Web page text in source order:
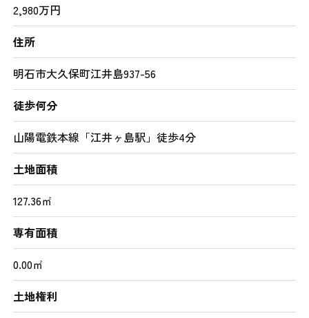
2,980万円
住所
明石市大久保町江井島937-56
徒歩何分
山陽電鉄本線「江井ヶ島駅」徒歩4分
土地面積
127.36㎡
専有面積
0.00㎡
土地権利